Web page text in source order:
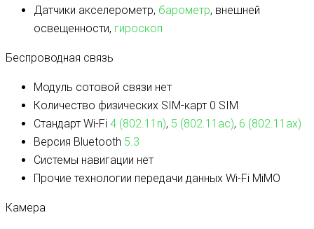
Датчики акселерометр, барометр, внешней
освещенности, гироскоп
Беспроводная связь
Модуль сотовой связи нет
Количество физических SIM-карт 0 SIM
Стандарт Wi-Fi 4 (802.11n), 5 (802.11ac), 6 (802.11ax)
Версия Bluetooth 5.3
Системы навигации нет
Прочие технологии передачи данных Wi-Fi MiMO
Камера